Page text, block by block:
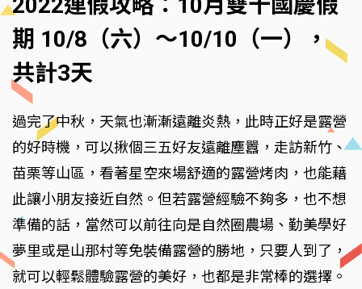
期 10/8（六）～10/10（一），
共計3天
過完了中秋，天氣也漸漸遠離炎熱，此時正好是露營
的好時機，可以揪個三五好友遠離塵囂，走訪新竹、
苗栗等山區，看著星空來場舒適的露營烤肉，也能藉
此讓小朋友接近自然。但若露營經驗不夠多，也不想
準備的話，當然可以前往向是自然圈農場、勤美學好
夢里或是山那村等免裝備露營的勝地，只要人到了，
就可以輕鬆體驗露營的美好，也都是非常棒的選擇。